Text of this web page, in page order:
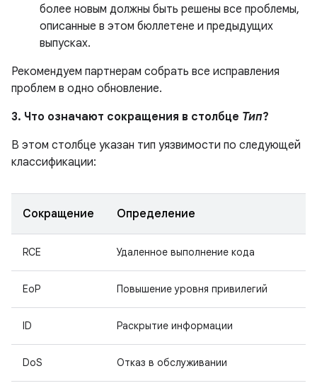
более новым должны быть решены все проблемы,
описанные в этом бюллетене и предыдущих
выпусках.
Рекомендуем партнерам собрать все исправления
проблем в одно обновление.
3. Что означают сокращения в столбце Тип?
В этом столбце указан тип уязвимости по следующей
классификации:
Сокращение Определение
RCE Удаленное выполнение кода
EoP Повышение уровня привилегий
ID Раскрытие информации
DoS Отказ в обслуживании